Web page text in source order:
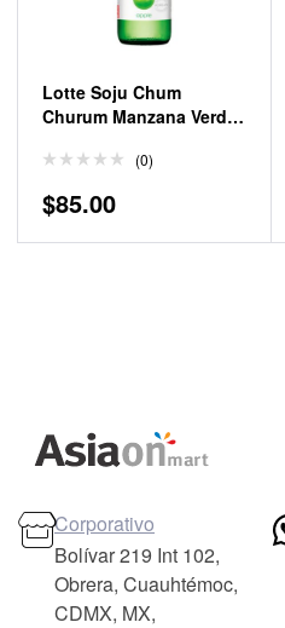
Lotte Soju Chum
Churum Manzana Verde
(0)
$85.00
Corporativo
Bolívar 219 Int 102,
Obrera, Cuauhtémoc,
CDMX, MX,